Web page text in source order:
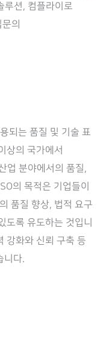
루션, 컴플라이로
의
되는 품질 및 기술 표
상의 국가에서
업 분야에서의 품질,
의 목적은 기업들이
품질 향상, 법적 요구
도록 유도하는 것입니
강화와 신뢰 구축 등
니다.